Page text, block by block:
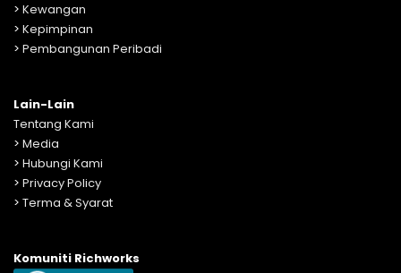
> Kewangan
> Kepimpinan
> Pembangunan Peribadi
Lain-Lain
Tentang Kami
> Media
> Hubungi Kami
> Privacy Policy
> Terma & Syarat
Komuniti Richworks